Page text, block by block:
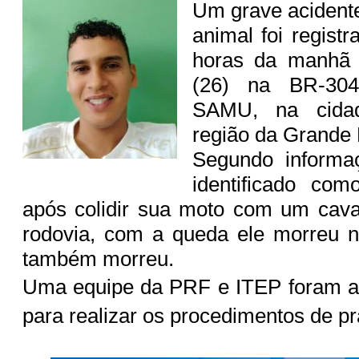
Um grave
animal foi
horas da manhã
(26) na BR-
SAMU, na
região da
Segundo
identificado
após colidir sua moto com um
rodovia, com a queda ele morreu
também morreu.
Uma equipe da PRF e ITEP foram
para realizar os procedimentos de